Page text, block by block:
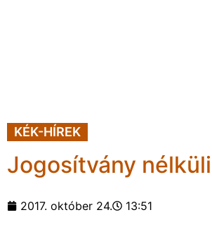
KÉK-HÍREK
Jogosítvány
2017. október 24. 13:51